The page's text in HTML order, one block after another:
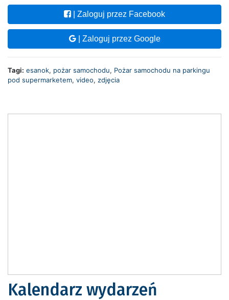
| Zaloguj przez Facebook
| Zaloguj przez Google
Tagi: esanok, pożar samochodu, Pożar samochodu na parkingu
pod supermarketem, video, zdjęcia
Kalendarz wydarzeń